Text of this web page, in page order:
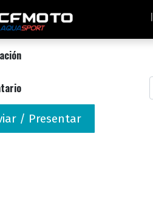
/ Presentar